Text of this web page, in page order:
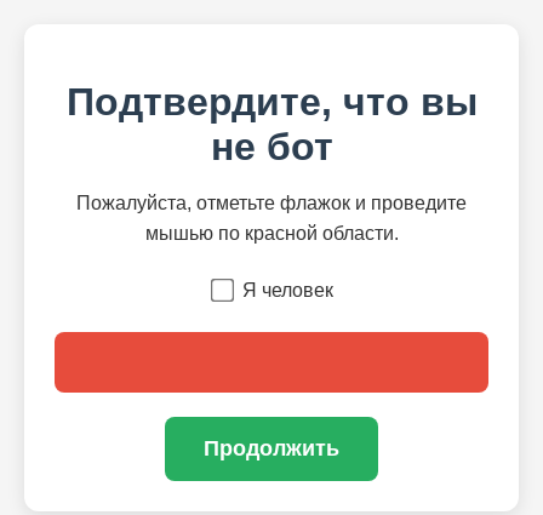
Подтвердите, что вы
не бот
Пожалуйста, отметьте флажок и проведите
мышью по красной области.
Я человек
Продолжить